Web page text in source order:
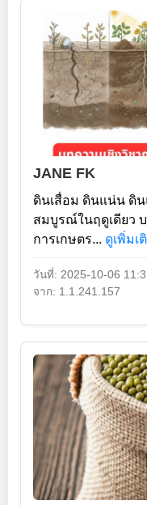
JANE FK
ดินเสื่อม ดินแน่น ดิ
สมบูรณ์ในฤดูเดียว
การเกษตร... ดูเพิ่มเ
วันที่: 2025-10-06
จาก: 1.1.241.157